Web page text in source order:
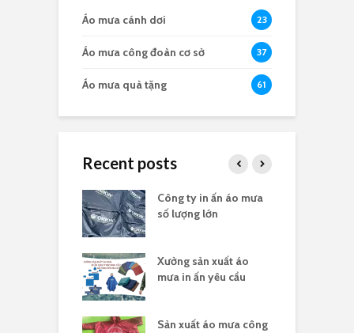
Áo mưa cánh dơi 23
Áo mưa công đoàn cơ sở 37
Áo mưa quà tặng 61
Recent posts
Công ty in ấn áo mưa
số lượng lớn
Xưởng sản xuất áo
mưa in ấn yêu cầu
Sản xuất áo mưa công